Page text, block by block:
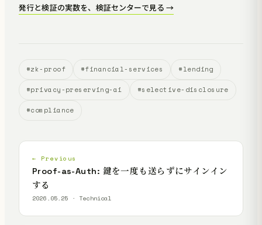
発行と検証の実数を、検証センターで見る →
#zk-proof #financial-services #lending
#privacy-preserving-ai #selective-disclosure
#compliance
← Previous
Proof-as-Auth: 鍵を一度も送らずにサインイン
する
2026.05.25 · Technical